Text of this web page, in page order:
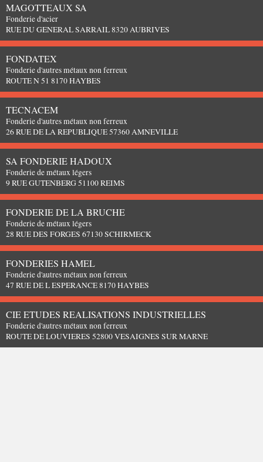
MAGOTTEAUX SA
Fonderie d'acier
RUE DU GENERAL SARRAIL 8320 AUBRIVES
FONDATEX
Fonderie d'autres métaux non ferreux
ROUTE N 51 8170 HAYBES
TECNACEM
Fonderie d'autres métaux non ferreux
26 RUE DE LA REPUBLIQUE 57360 AMNEVILLE
SA FONDERIE HADOUX
Fonderie de métaux légers
9 RUE GUTENBERG 51100 REIMS
FONDERIE DE LA BRUCHE
Fonderie de métaux légers
28 RUE DES FORGES 67130 SCHIRMECK
FONDERIES HAMEL
Fonderie d'autres métaux non ferreux
47 RUE DE L ESPERANCE 8170 HAYBES
CIE ETUDES REALISATIONS INDUSTRIELLES
Fonderie d'autres métaux non ferreux
ROUTE DE LOUVIERES 52800 VESAIGNES SUR MARNE